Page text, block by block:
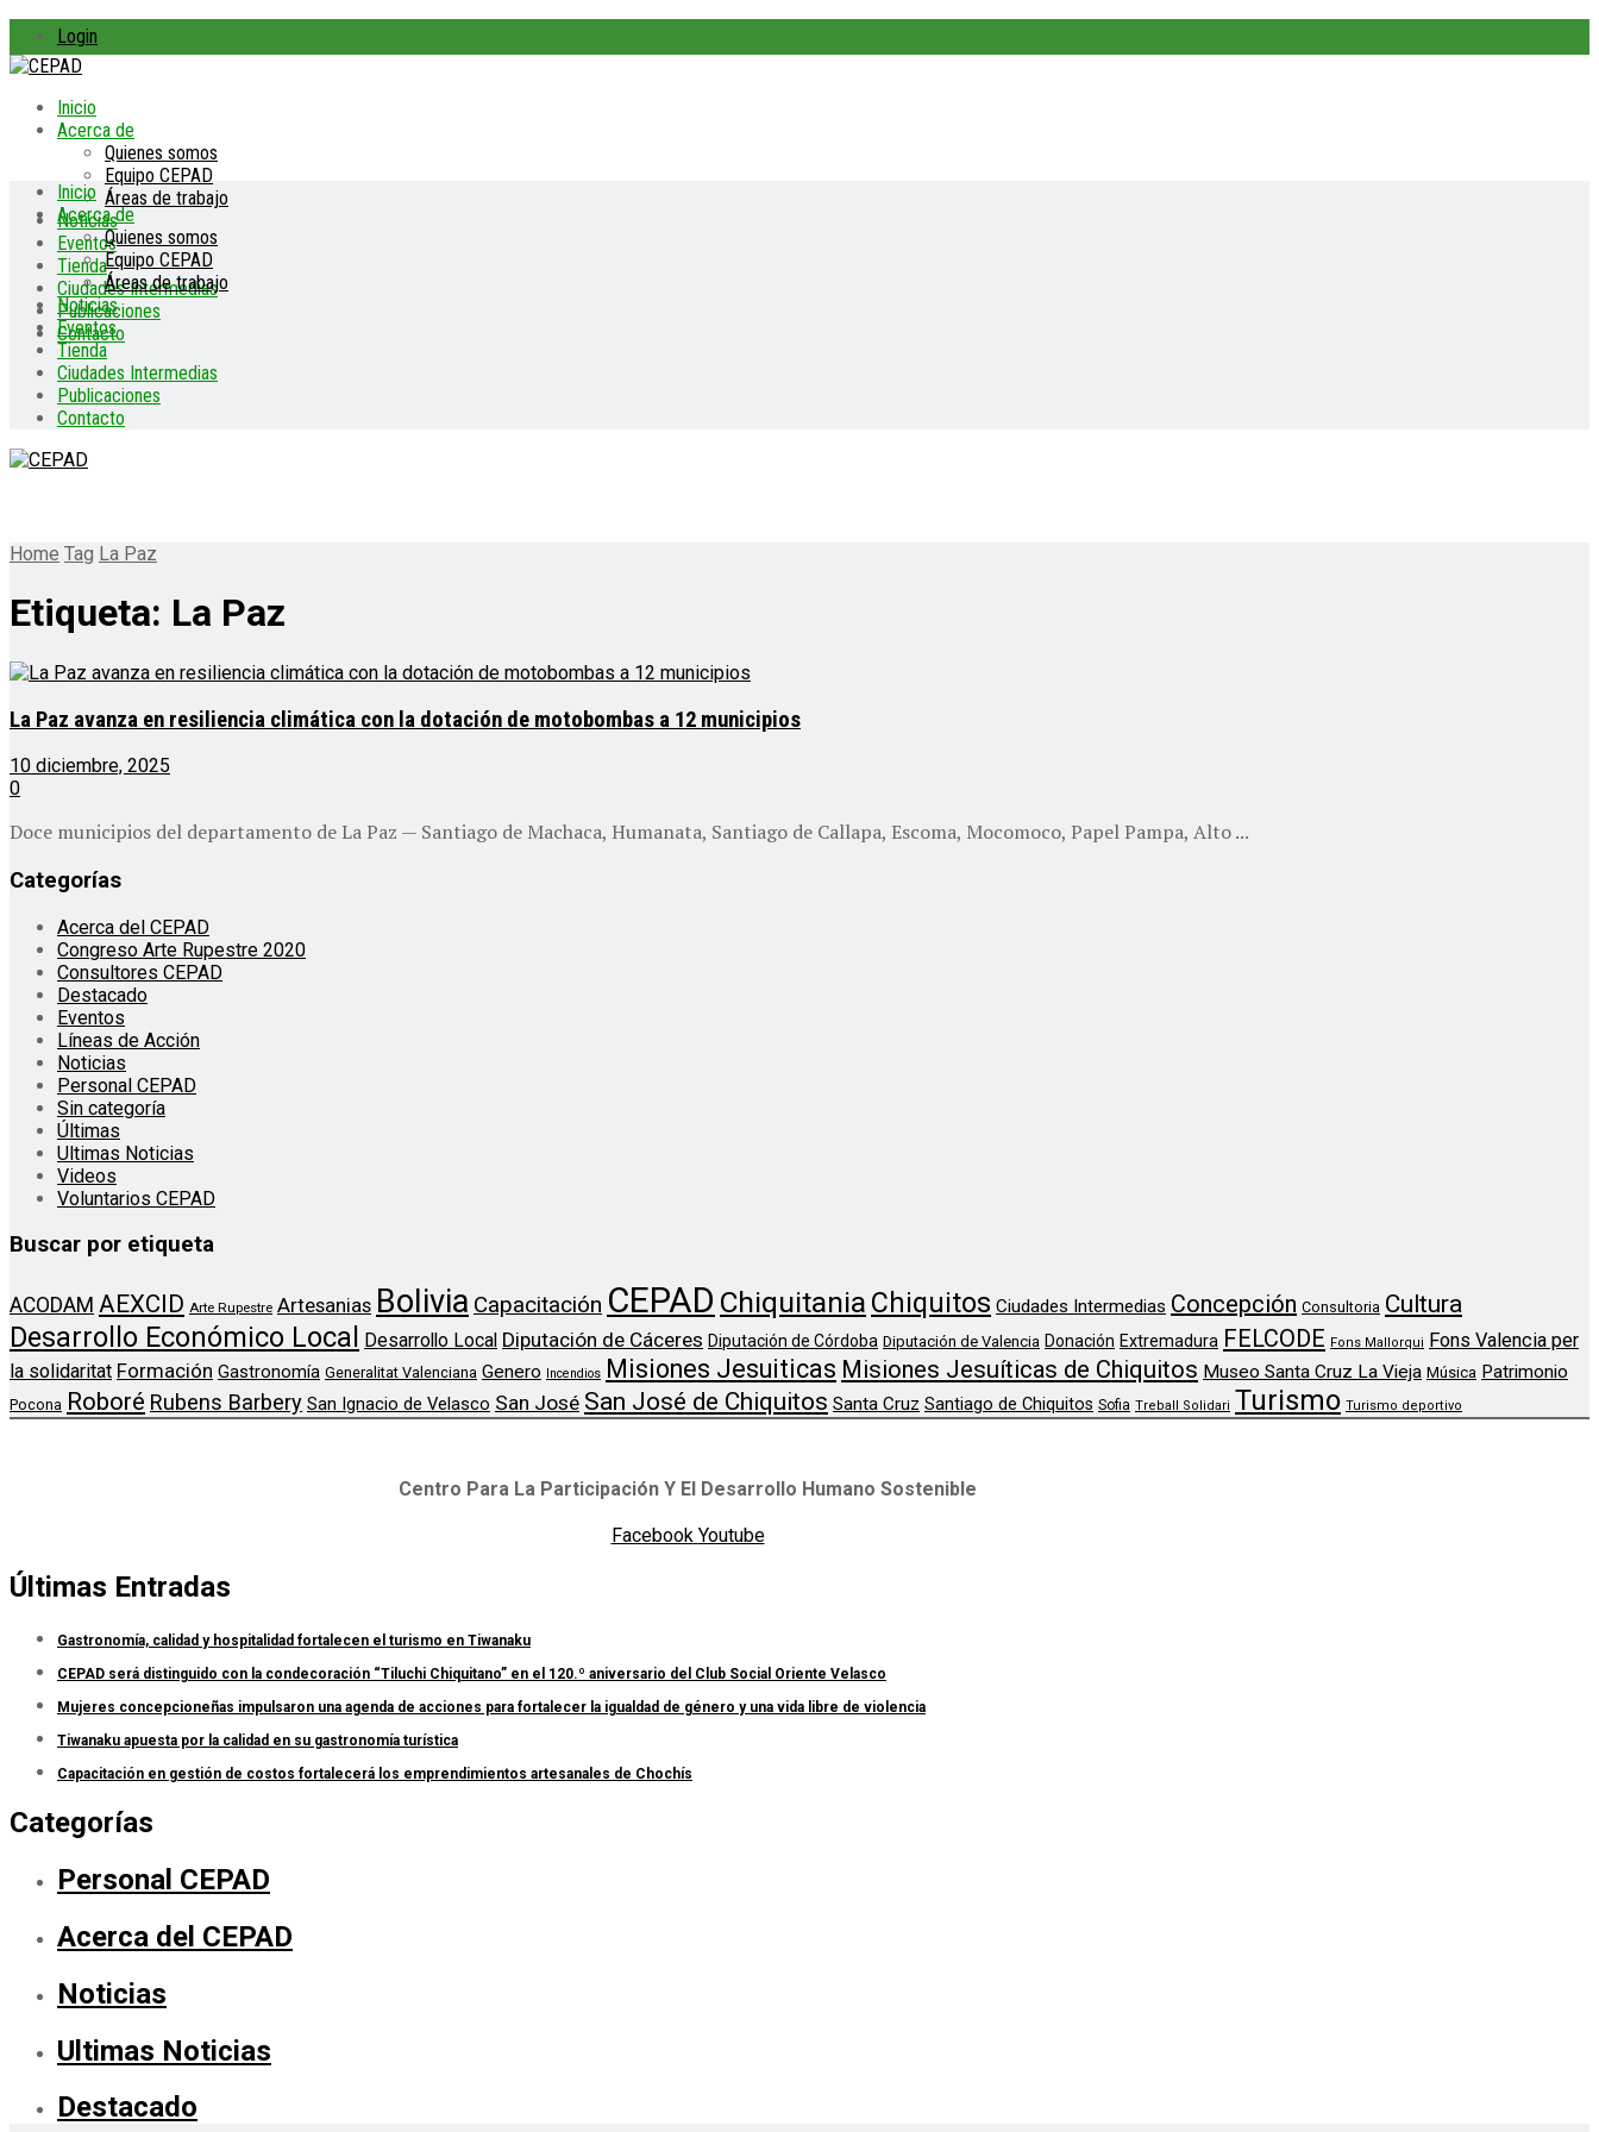
Login
Inicio
Acerca de
Quienes somos
Equipo CEPAD
Áreas de trabajo
Noticias
Eventos
Tienda
Ciudades Intermedias
Publicaciones
Contacto
Inicio
Acerca de
Quienes somos
Equipo CEPAD
Áreas de trabajo
Noticias
Eventos
Tienda
Ciudades Intermedias
Publicaciones
Contacto
Home Tag La Paz
Etiqueta: La Paz
La Paz avanza en resiliencia climática con la dotación de motobombas a 12 municipios
10 diciembre, 2025
0
Doce municipios del departamento de La Paz — Santiago de Machaca, Humanata, Santiago de Callapa, Escoma, Mocomoco, Papel Pampa, Alto ...
Categorías
Acerca del CEPAD
Congreso Arte Rupestre 2020
Consultores CEPAD
Destacado
Eventos
Líneas de Acción
Noticias
Personal CEPAD
Sin categoría
Últimas
Ultimas Noticias
Videos
Voluntarios CEPAD
Buscar por etiqueta
ACODAM AEXCID Arte Rupestre Artesanias Bolivia Capacitación CEPAD Chiquitania Chiquitos Ciudades Intermedias Concepción Consultoria Cultura
Desarrollo Económico Local Desarrollo Local Diputación de Cáceres Diputación de Córdoba Diputación de Valencia Donación Extremadura FELCODE Fons Mallorqui
Fons Valencia per
la solidaritat Formación Gastronomía Generalitat Valenciana Genero Incendios Misiones Jesuiticas Misiones Jesuíticas de Chiquitos Museo Santa Cruz La Vieja Música Patrimonio
Pocona Roboré Rubens Barbery San Ignacio de Velasco San José San José de Chiquitos Santa Cruz Santiago de Chiquitos Sofia Treball Solidari Turismo Turismo deportivo
Centro Para La Participación Y El Desarrollo Humano Sostenible
Facebook Youtube
Últimas Entradas
Gastronomía, calidad y hospitalidad fortalecen el turismo en Tiwanaku
CEPAD será distinguido con la condecoración “Tiluchi Chiquitano” en el 120.º aniversario del Club Social Oriente Velasco
Mujeres concepcioneñas impulsaron una agenda de acciones para fortalecer la igualdad de género y una vida libre de violencia
Tiwanaku apuesta por la calidad en su gastronomía turística
Capacitación en gestión de costos fortalecerá los emprendimientos artesanales de Chochís
Categorías
Personal CEPAD
Acerca del CEPAD
Noticias
Ultimas Noticias
Destacado